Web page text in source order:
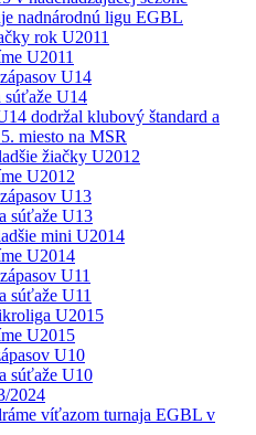
nadnárodnú ligu EGBL
rok U2011
U2011
U14
súťaže U14
dodržal klubový štandard a
miesto na MSR
žiačky U2012
U2012
U13
súťaže U13
mini U2014
U2014
U11
súťaže U11
U2015
U2015
U10
súťaže U10
2024
víťazom turnaja EGBL v